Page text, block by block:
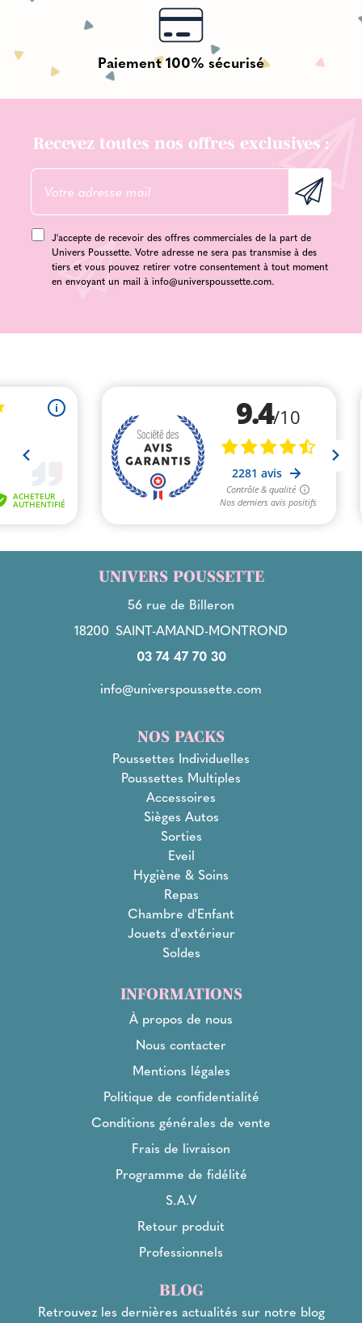
Paiement 100% sécurisé
Recevez toutes nos offres exclusives :
J'accepte de recevoir des offres commerciales de la part de
Univers Poussette. Votre adresse ne sera pas transmise à des
tiers et vous pouvez retirer votre consentement à tout moment
en envoyant un mail à info@universpoussette.com.
UNIVERS POUSSETTE
56 rue de Billeron
18200 SAINT-AMAND-MONTROND
03 74 47 70 30
info@universpoussette.com
NOS PACKS
Poussettes Individuelles
Poussettes Multiples
Accessoires
Sièges Autos
Sorties
Eveil
Hygiène & Soins
Repas
Chambre d'Enfant
Jouets d'extérieur
Soldes
INFORMATIONS
À propos de nous
Nous contacter
Mentions légales
Politique de confidentialité
Conditions générales de vente
Frais de livraison
Programme de fidélité
S.A.V
Retour produit
Professionnels
BLOG
Retrouvez les dernières actualités sur notre blog